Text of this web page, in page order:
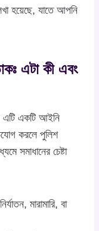
হয়েছে, যাতে আপনি
এটা কী এবং
এটি একটি আইনি
করলে পুলিশ
সমাধানের চেষ্টা
মারামারি, বা